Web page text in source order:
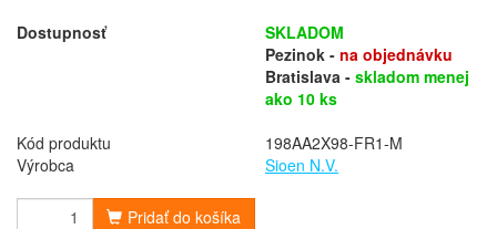
Dostupnosť
SKLADOM
Pezinok - na objednávku
Bratislava - skladom menej
ako 10 ks
Kód produktu
198AA2X98-FR1-M
Výrobca
Sioen N.V.
Pridať do košíka